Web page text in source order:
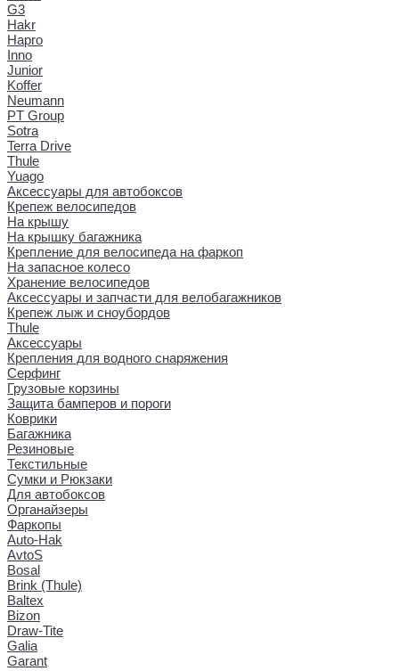
G3
Hakr
Hapro
Inno
Junior
Koffer
Neumann
PT Group
Sotra
Terra Drive
Thule
Yuago
Аксессуары для автобоксов
Крепеж велосипедов
На крышу
На крышку багажника
Крепление для велосипеда на фаркоп
На запасное колесо
Хранение велосипедов
Аксессуары и запчасти для велобагажников
Крепеж лыж и сноубордов
Thule
Аксессуары
Крепления для водного снаряжения
Серфинг
Грузовые корзины
Защита бамперов и пороги
Коврики
Багажника
Резиновые
Текстильные
Сумки и Рюкзаки
Для автобоксов
Органайзеры
Фаркопы
Auto-Hak
AvtoS
Bosal
Brink (Thule)
Baltex
Bizon
Draw-Tite
Galia
Garant